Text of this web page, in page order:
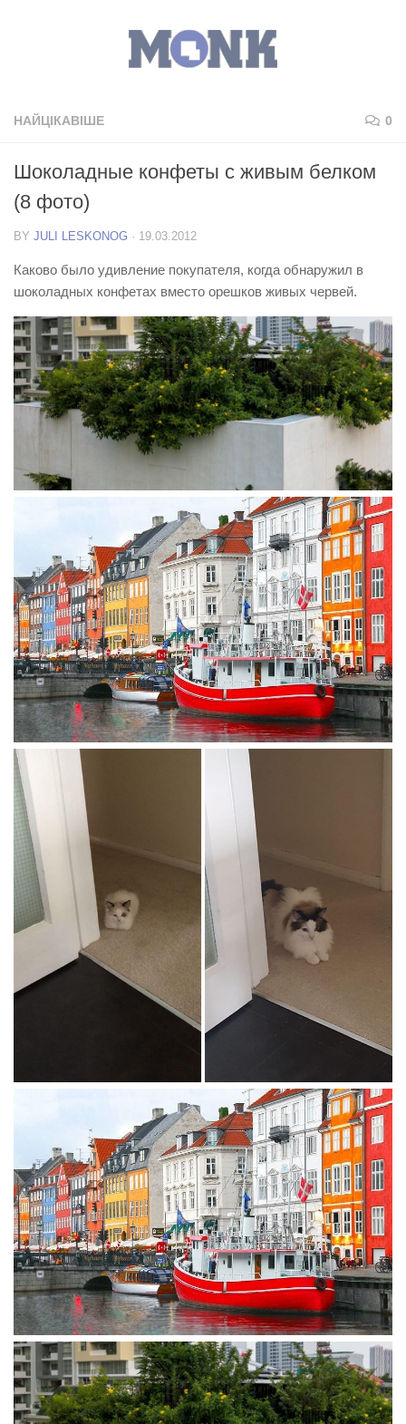
НАЙЦІКАВІШЕ 0
Шоколадные конфеты с живым белком
(8 фото)
BY JULI LESKONOG · 19.03.2012
Каково было удивление покупателя, когда обнаружил в
шоколадных конфетах вместо орешков живых червей.